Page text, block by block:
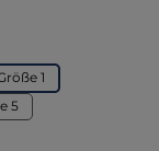
1
5